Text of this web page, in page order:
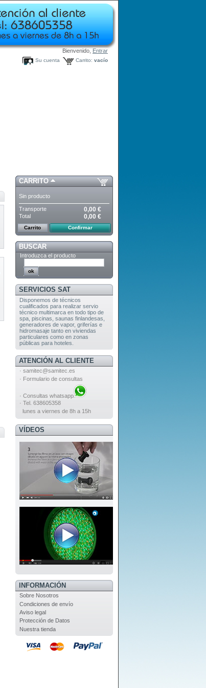
Bienvenido, Entrar
Carrito: vacío
Su cuenta
CARRITO
Sin producto
Transporte 0,00 €
Total 0,00 €
Carrito Confirmar
BUSCAR
Introduzca el producto
SERVICIOS SAT
Disponemos de técnicos
cualificados para realizar servio
técnico multimarca en todo tipo de
spa, piscinas, saunas finlandesas,
generadores de vapor, griferías e
hidromasaje tanto en viviendas
particulares como en zonas
públicas para hoteles.
ATENCIÓN AL CLIENTE
· samitec@samitec.es
· Formulario de consultas
· Consultas whatsapp
· Tel. 638605358
lunes a viernes de 8h a 15h
VÍDEOS
INFORMACIÓN
Sobre Nosotros
Condiciones de envío
Aviso legal
Protección de Datos
Nuestra tienda